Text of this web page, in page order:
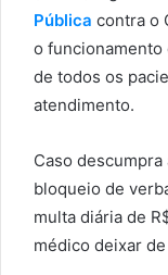
Pública contra o
o funcionamento
de todos os
atendimento.
Caso
bloqueio de
multa diária de
médico deixar